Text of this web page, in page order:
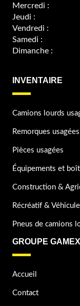
Mercredi :
Jeudi :
Vendredi :
Samedi :
Dimanche :
INVENTAIRE
Camions lourds
Remorques usagées
Pièces usagées
Équipements et
Construction &
Récréatif &
Pneus de camions
GROUPE GAMEX
Accueil
Contact